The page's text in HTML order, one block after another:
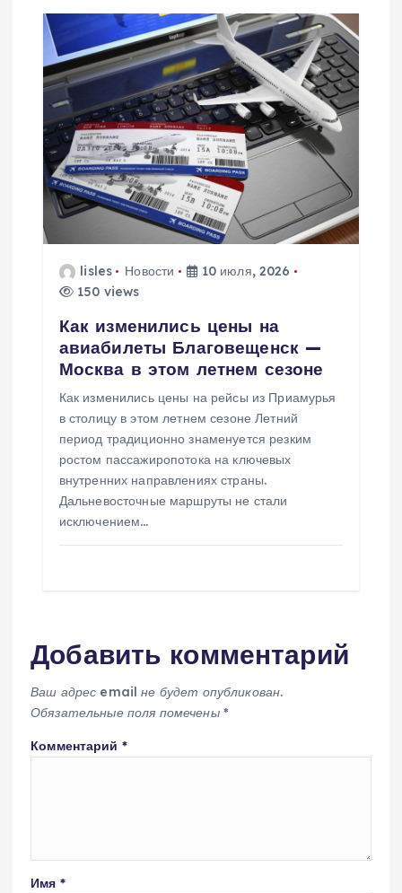
lisles Новости
10 июля, 2026
150 views
Как изменились цены на
авиабилеты Благовещенск —
Москва в этом летнем сезоне
Как изменились цены на рейсы из Приамурья
в столицу в этом летнем сезоне Летний
период традиционно знаменуется резким
ростом пассажиропотока на ключевых
внутренних направлениях страны.
Дальневосточные маршруты не стали
исключением…
Добавить комментарий
Ваш адрес email не будет опубликован.
Обязательные поля помечены *
Комментарий *
Имя *